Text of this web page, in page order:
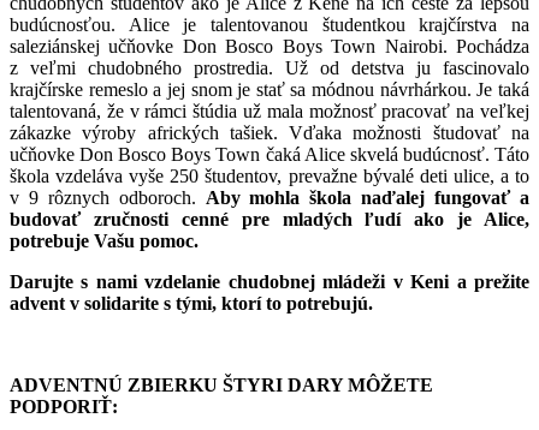
budúcnosťou. Alice je talentovanou študentkou krajčírstva na
saleziánskej učňovke Don Bosco Boys Town Nairobi. Pochádza
z veľmi chudobného prostredia. Už od detstva ju fascinovalo
krajčírske remeslo a jej snom je stať sa módnou návrhárkou. Je taká
talentovaná, že v rámci štúdia už mala možnosť pracovať na veľkej
zákazke výroby afrických tašiek. Vďaka možnosti študovať na
učňovke Don Bosco Boys Town čaká Alice skvelá budúcnosť. Táto
škola vzdeláva vyše 250 študentov, prevažne bývalé deti ulice, a to
v 9 rôznych odboroch. Aby mohla škola naďalej fungovať a
budovať zručnosti cenné pre mladých ľudí ako je Alice,
potrebuje Vašu pomoc.
Darujte s nami vzdelanie chudobnej mládeži v Keni a prežite
advent v solidarite s tými, ktorí to potrebujú.
ADVENTNÚ ZBIERKU ŠTYRI DARY MÔŽETE
PODPORIŤ: